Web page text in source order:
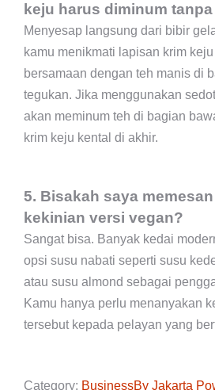
keju harus diminum
Menyesap langsung dari bibir
kamu menikmati lapisan krim
bersamaan dengan teh manis di
tegukan. Jika menggunakan
akan meminum teh di bagian
krim keju kental di akhir.
5. Bisakah saya
kekinian versi vegan?
Sangat bisa. Banyak kedai
opsi susu nabati seperti susu
atau susu almond sebagai
Kamu hanya perlu menanyakan
tersebut kepada pelayan yang
Category: BusinessBy Jakarta